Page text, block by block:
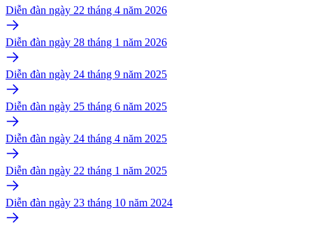
Diễn đàn ngày 22 tháng 4 năm 2026
Diễn đàn ngày 28 tháng 1 năm 2026
Diễn đàn ngày 24 tháng 9 năm 2025
Diễn đàn ngày 25 tháng 6 năm 2025
Diễn đàn ngày 24 tháng 4 năm 2025
Diễn đàn ngày 22 tháng 1 năm 2025
Diễn đàn ngày 23 tháng 10 năm 2024